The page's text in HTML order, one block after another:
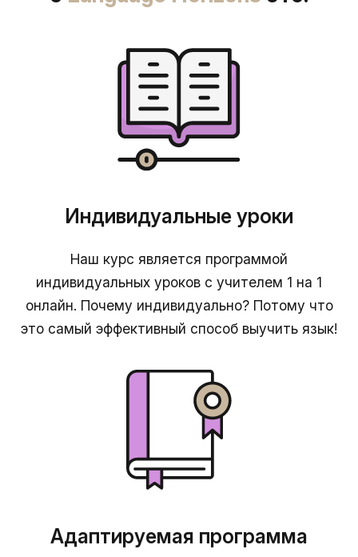
Индивидуальные уроки
Наш курс является программой
индивидуальных уроков с учителем 1 на 1
онлайн. Почему индивидуально? Потому что
это самый эффективный способ выучить язык!
Адаптируемая программа